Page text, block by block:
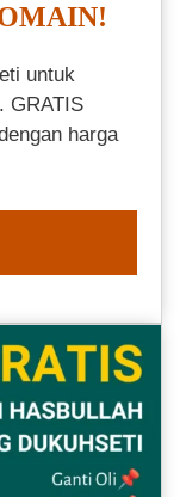
untuk
GRATIS
harga